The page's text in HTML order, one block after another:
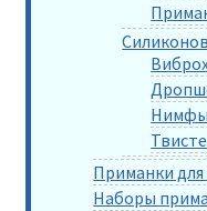
Приманки для
Наборы